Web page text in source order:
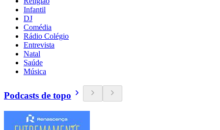
Infantil
DJ
Comédia
Rádio Colégio
Entrevista
Natal
Saúde
Música
Podcasts de topo